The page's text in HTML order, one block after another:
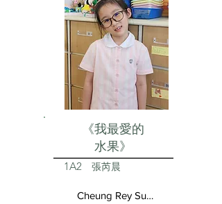
《我最愛的
水果》
1A2 張芮晨
Cheung Rey Sun Vivienne